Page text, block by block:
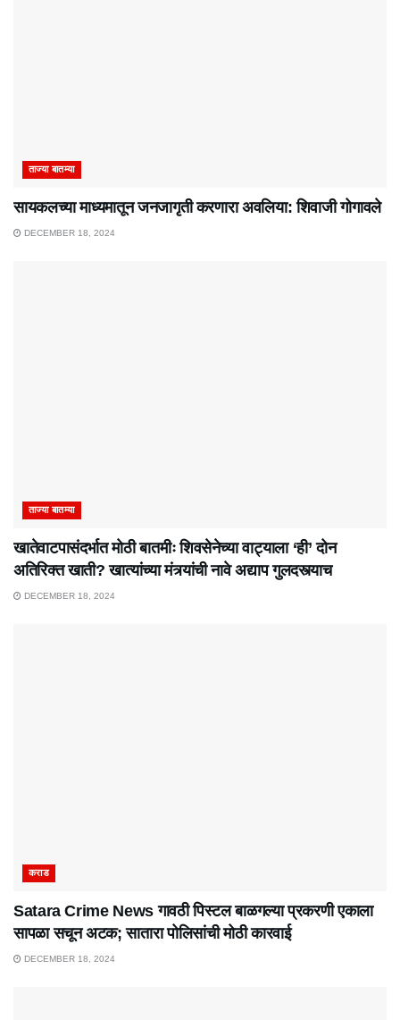
ताज्या बातम्या
सायकलच्या माध्यमातून जनजागृती करणारा अवलिया: शिवाजी गोगावले
DECEMBER 18, 2024
ताज्या बातम्या
खातेवाटपासंदर्भात मोठी बातमीः शिवसेनेच्या वाट्याला ‘ही’ दोन
अतिरिक्त खाती? खात्यांच्या मंत्र्यांची नावे अद्याप गुलदस्त्याच
DECEMBER 18, 2024
कराड
Satara Crime News गावठी पिस्टल बाळगल्या प्रकरणी एकाला
सापळा सचून अटक; सातारा पोलिसांची मोठी कारवाई
DECEMBER 18, 2024